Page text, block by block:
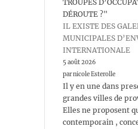
TROUPES
DÉROUTE ?"
IL EXISTE DES
MUNICIPALES
INTERNATIONALE
5 août 2026
par nicole Esterolle
Il y en une dans
grandes villes de
Elles ne proposent
contemporain ,